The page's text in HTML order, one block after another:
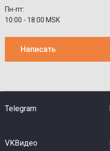
Пн-пт:
10:00 - 18:00 MSK
Написать
Telegram
VKВидео